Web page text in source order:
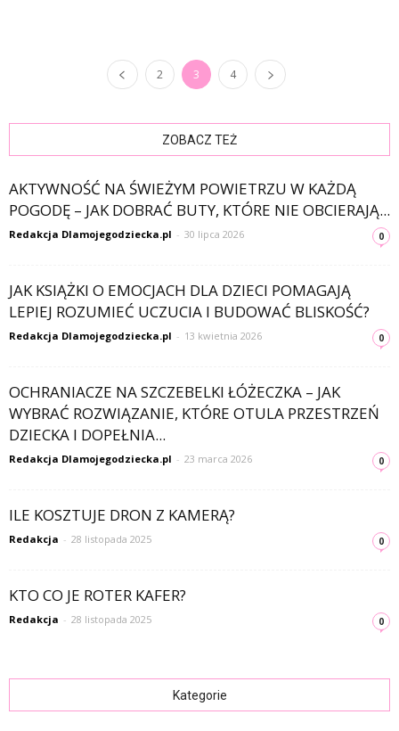
2 3 4
ZOBACZ TEŻ
AKTYWNOŚĆ NA ŚWIEŻYM POWIETRZU W KAŻDĄ
POGODĘ – JAK DOBRAĆ BUTY, KTÓRE NIE OBCIERAJĄ...
Redakcja Dlamojegodziecka.pl - 30 lipca 2026 0
JAK KSIĄŻKI O EMOCJACH DLA DZIECI POMAGAJĄ
LEPIEJ ROZUMIEĆ UCZUCIA I BUDOWAĆ BLISKOŚĆ?
Redakcja Dlamojegodziecka.pl - 13 kwietnia 2026 0
OCHRANIACZE NA SZCZEBELKI ŁÓŻECZKA – JAK
WYBRAĆ ROZWIĄZANIE, KTÓRE OTULA PRZESTRZEŃ
DZIECKA I DOPEŁNIA...
Redakcja Dlamojegodziecka.pl - 23 marca 2026 0
ILE KOSZTUJE DRON Z KAMERĄ?
Redakcja - 28 listopada 2025 0
KTO CO JE ROTER KAFER?
Redakcja - 28 listopada 2025 0
Kategorie